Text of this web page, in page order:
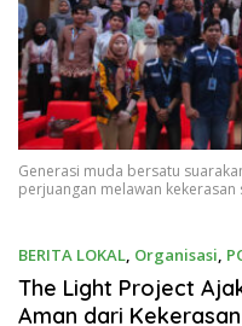
Generasi muda bersatu
perjuangan melawan kekerasan
BERITA LOKAL, Organisasi,
The Light Project
Aman dari